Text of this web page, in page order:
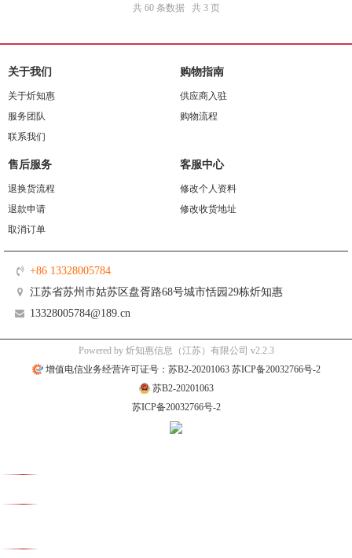
共 60 条数据
共 3 页
关于我们
关于炘知惠
服务团队
联系我们
购物指南
供应商入驻
购物流程
售后服务
退换货流程
退款申请
取消订单
客服中心
修改个人资料
修改收货地址
+86 13328005784
江苏省苏州市姑苏区盘胥路68号城市恬园29栋炘知惠
13328005784@189.cn
Powered by 炘知惠信息（江苏）有限公司 v2.2.3
增值电信业务经营许可证号：苏B2-20201063 苏ICP备20032766号-2
苏B2-20201063
苏ICP备20032766号-2